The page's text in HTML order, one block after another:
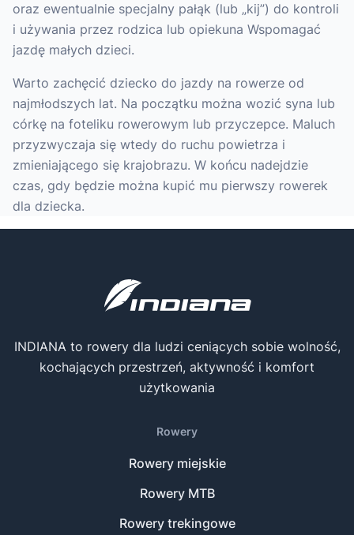
oraz ewentualnie specjalny pałąk (lub „kij”) do kontroli
i używania przez rodzica lub opiekuna Wspomagać
jazdę małych dzieci.
Warto zachęcić dziecko do jazdy na rowerze od
najmłodszych lat. Na początku można wozić syna lub
córkę na foteliku rowerowym lub przyczepce. Maluch
przyzwyczaja się wtedy do ruchu powietrza i
zmieniającego się krajobrazu. W końcu nadejdzie
czas, gdy będzie można kupić mu pierwszy rowerek
dla dziecka.
INDIANA to rowery dla ludzi ceniących sobie wolność,
kochających przestrzeń, aktywność i komfort
użytkowania
Rowery
Rowery miejskie
Rowery MTB
Rowery trekingowe